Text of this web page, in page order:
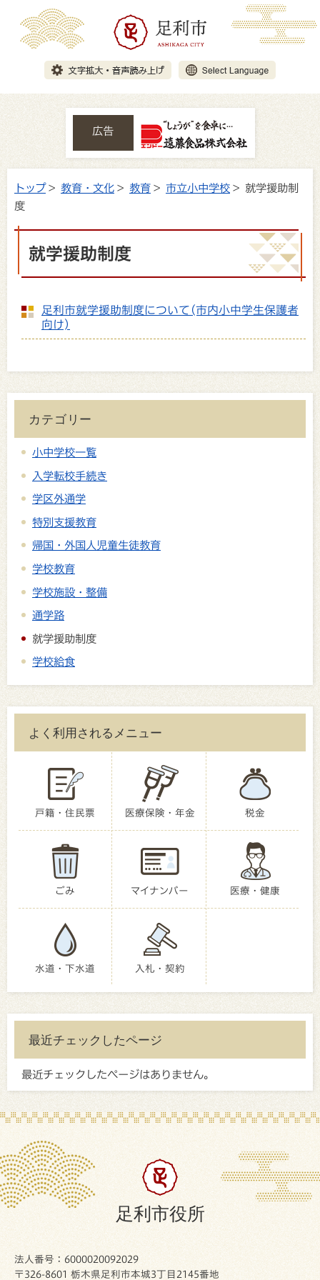
広告
トップ> 教育・文化 > 教育 > 市立小中学校 > 就学援助制
度
就学援助制度
足利市就学援助制度について(市内小中学生保護者
向け)
カテゴリー
小中学校一覧
入学転校手続き
学区外通学
特別支援教育
帰国・外国人児童生徒教育
学校教育
学校施設・整備
通学路
就学援助制度
学校給食
よく利用されるメニュー
戸籍・住民票 医療保険・年金 税金
ごみ マイナンバー 医療・健康
水道・下水道 入札・契約
最近チェックしたページ
最近チェックしたページはありません。
足利市役所
法人番号：6000020092029
〒326-8601 栃木県足利市本城3丁目2145番地